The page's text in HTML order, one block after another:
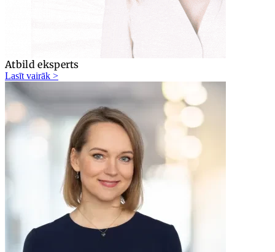
Atbild eksperts
Lasīt vairāk >